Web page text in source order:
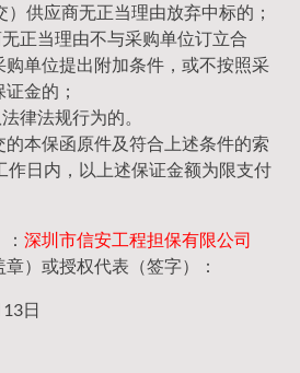
供应商无正当理由放弃中标的；
正当理由不与采购单位订立合
单位提出附加条件，或不按照采
金的；
律法规行为的。
本保函原件及符合上述条件的索
作日内，以上述保证金额为限支付
深圳市信安工程担保有限公司
）或授权代表（签字）：
日